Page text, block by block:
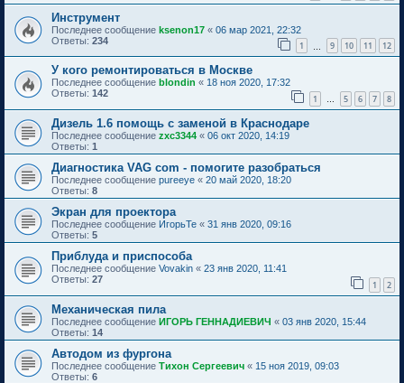
Инструмент
Последнее сообщение ksenon17 « 06 мар 2021, 22:32
Ответы: 234 1 9 10 11 12
У кого ремонтироваться в Москве
Последнее сообщение blondin « 18 ноя 2020, 17:32
Ответы: 142 1 … 5 6 7 8
Дизель 1.6 помощь с заменой в Краснодаре
Последнее сообщение zxc3344 « 06 окт 2020, 14:19
Ответы: 1
Диагностика VAG com - помогите разобраться
Последнее сообщение pureeye « 20 май 2020, 18:20
Ответы: 8
Экран для проектора
Последнее сообщение ИгорьТе « 31 янв 2020, 09:16
Ответы: 5
Приблуда и приспособа
Последнее сообщение Vovakin « 23 янв 2020, 11:41
Ответы: 27 1 2
Механическая пила
Последнее сообщение ИГОРЬ ГЕННАДИЕВИЧ « 03 янв 2020, 15:44
Ответы: 14
Автодом из фургона
Последнее сообщение Тихон Сергеевич « 15 ноя 2019, 09:03
Ответы: 6